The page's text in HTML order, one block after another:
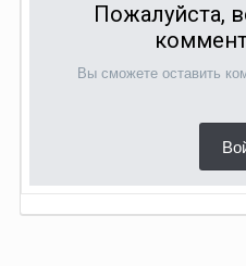
Пожалуйста,
Вы сможете оставить